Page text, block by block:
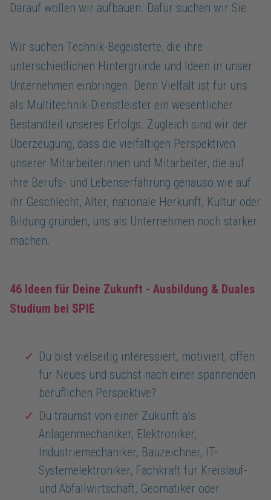
Darauf wollen wir aufbauen. Dafür suchen wir Sie.
Wir suchen Technik-Begeisterte, die ihre
unterschiedlichen Hintergründe und Ideen in unser
Unternehmen einbringen. Denn Vielfalt ist für uns
als Multitechnik-Dienstleister ein wesentlicher
Bestandteil unseres Erfolgs. Zugleich sind wir der
Überzeugung, dass die vielfältigen Perspektiven
unserer Mitarbeiterinnen und Mitarbeiter, die auf
ihre Berufs- und Lebenserfahrung genauso wie auf
ihr Geschlecht, Alter, nationale Herkunft, Kultur oder
Bildung gründen, uns als Unternehmen noch stärker
machen.
46 Ideen für Deine Zukunft - Ausbildung & Duales
Studium bei SPIE
Du bist vielseitig interessiert, motiviert, offen
für Neues und suchst nach einer spannenden
beruflichen Perspektive?
Du träumst von einer Zukunft als
Anlagenmechaniker, Elektroniker,
Industriemechaniker, Bauzeichner, IT-
Systemelektroniker, Fachkraft für Kreislauf-
und Abfallwirtschaft, Geomatiker oder